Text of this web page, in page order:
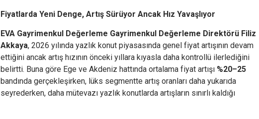
Fiyatlarda Yeni Denge, Artış Sürüyor Ancak Hız Yavaşlıyor
EVA Gayrimenkul Değerleme Gayrimenkul Değerleme Direktörü Filiz
Akkaya, 2026 yılında yazlık konut piyasasında genel fiyat artışının devam
ettiğini ancak artış hızının önceki yıllara kıyasla daha kontrollü ilerlediğini
belirtti. Buna göre Ege ve Akdeniz hattında ortalama fiyat artışı %20–25
bandında gerçekleşirken, lüks segmentte artış oranları daha yukarıda
seyrederken, daha mütevazı yazlık konutlarda artışların sınırlı kaldığı